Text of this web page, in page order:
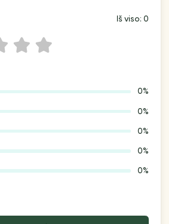
Iš viso: 0
5
4
0%
0%
0%
0%
0%